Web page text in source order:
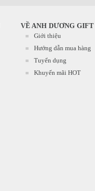
VỀ ANH DƯƠNG GIFT
Giới thiệu
Hướng dẫn mua hàng
Tuyển dụng
Khuyến mãi HOT